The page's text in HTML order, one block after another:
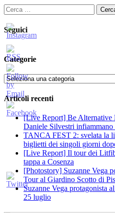
Ricerca
per:
Seguici
Categorie
Categorie
Articoli recenti
[Live Report] Be Alternative
Daniele Silvestri
TANCA FEST 2: svelata la
biglietti dei singoli giorni
[Live Report] Il tour dei
tappa a Cosenza
[Photostory] Suzanne Vega
Tour al Giardino Scotto di
Suzanne Vega protagonista
25 luglio